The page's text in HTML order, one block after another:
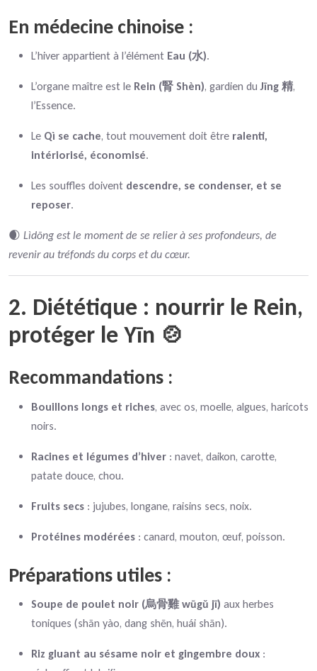
En médecine chinoise :
L’hiver appartient à l’élément Eau (水).
L’organe maître est le Rein (腎 Shèn), gardien duJīng 精,
l’Essence.
Le Qì se cache, tout mouvement doit être ralenti,
intériorisé, économisé.
Les souffles doivent descendre, se condenser, et se
reposer.
🌒 Lìdōng est le moment de se relier à ses profondeurs, de
revenir au tréfonds du corps et du cœur.
2. Diététique : nourrir le Rein,
protéger le Yīn 🍲
Recommandations :
Bouillons longs et riches, avec os, moelle, algues, haricots
noirs.
Racines et légumes d’hiver : navet, daikon, carotte,
patate douce, chou.
Fruits secs : jujubes, longane, raisins secs, noix.
Protéines modérées : canard, mouton, œuf, poisson.
Préparations utiles :
Soupe de poulet noir (烏骨雞 wūgǔ jī) aux herbes
toniques (shān yào, dang shēn, huái shān).
Riz gluant au sésame noir et gingembre doux :